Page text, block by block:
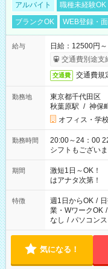
アルバイト 職種未経験OK
ブランクOK
WEB登録・
給与
日給：12500円
交通費別途支
交通費 交通費規
勤務地
東京都千代田区
秋葉原駅 / 神保
オフィス・学
勤務時間
20:00～24：00 22
シフトもござい
期間
激短1日～OK！
はアナタ次第！
特徴 週1日からOK /
業・WワークOK /
なし / パソコン
気になる！